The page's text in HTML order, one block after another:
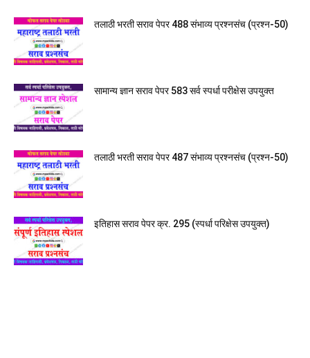
तलाठी भरती सराव पेपर 488 संभाव्य प्रश्नसंच (प्रश्न-50)
सामान्य ज्ञान सराव पेपर 583 सर्व स्पर्धा परीक्षेस उपयुक्त
तलाठी भरती सराव पेपर 487 संभाव्य प्रश्नसंच (प्रश्न-50)
इतिहास सराव पेपर क्र. 295 (स्पर्धा परिक्षेस उपयुक्त)